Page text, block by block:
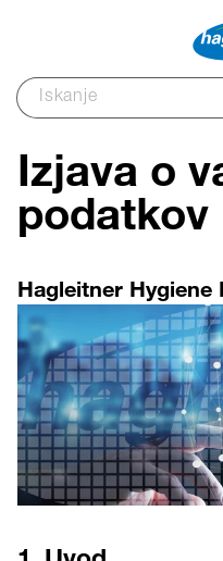
Izjava o
podatkov
Hagleitner Hygiene